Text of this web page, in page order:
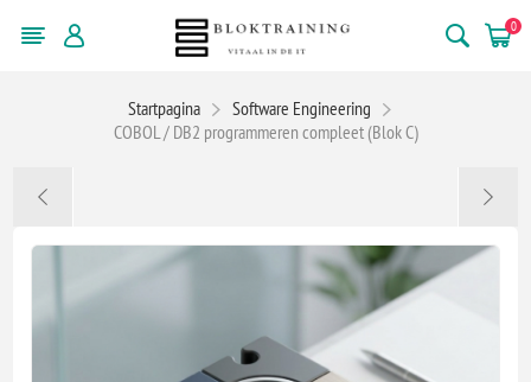
0
Startpagina
Software Engineering
COBOL / DB2 programmeren compleet (Blok C)